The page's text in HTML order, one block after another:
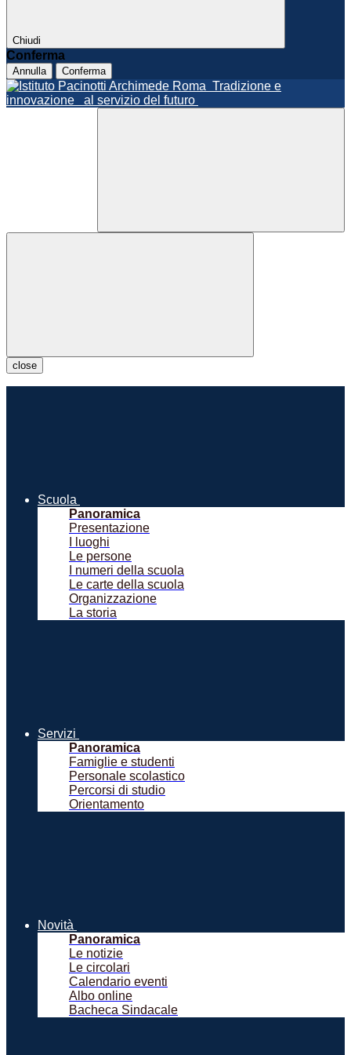
Chiudi
Conferma
Annulla Conferma
Roma Tradizione e
innovazione
al servizio del futuro
close
Scuola
Panoramica
Presentazione
I luoghi
Le persone
I numeri della scuola
Le carte della scuola
Organizzazione
La storia
Servizi
Panoramica
Famiglie e studenti
Personale scolastico
Percorsi di studio
Orientamento
Novità
Panoramica
Le notizie
Le circolari
Calendario eventi
Albo online
Bacheca Sindacale